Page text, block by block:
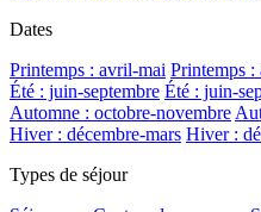
Dates
Printemps : avril-mai Printemps :
Été : juin-septembre Été : juin-
Automne : octobre-novembre
Hiver : décembre-mars Hiver :
Types de séjour